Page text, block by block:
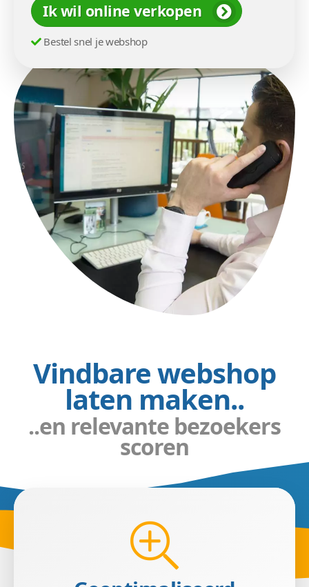
Ik wil online verkopen
Bestel snel je webshop
Vindbare webshop
laten maken..
..en relevante bezoekers
scoren